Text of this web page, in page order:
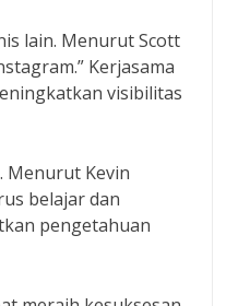
lain. Menurut Scott
Kerjasama
visibilitas
Menurut Kevin
belajar dan
pengetahuan